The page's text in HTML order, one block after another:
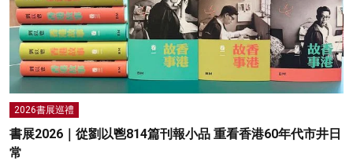
2026書展巡禮
書展2026｜從劉以鬯814篇刊報小品 重看香港60年代市井日
常